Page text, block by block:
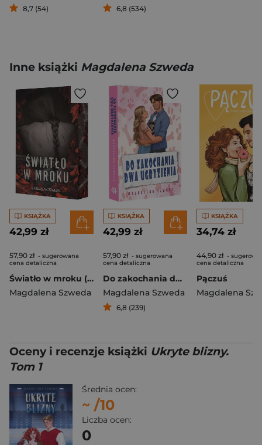
8,7 (54) 6,8 (534)
Inne książki Magdalena Szweda
KSIĄŻKA
42,99 zł
57,90 zł - sugerowana
cena detaliczna
Światło w mroku (ilustrowane brzegi)
Magdalena Szweda
KSIĄŻKA
42,99 zł
57,90 zł - sugerowana
cena detaliczna
Do zakochania dwa ugryzienia
Magdalena Szweda
6,8 (239)
KSIĄŻKA
34,74 zł
44,90 zł -
cena detaliczna
Pączuś
Magdalena
Oceny i recenzje książki Ukryte blizny.
Tom 1
Średnia ocen:
~ /10
Liczba ocen:
0